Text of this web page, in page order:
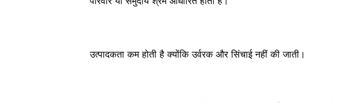
उत्पादकता कम होती है क्योंकि उर्वरक और सिंचाई नहीं की जाती।